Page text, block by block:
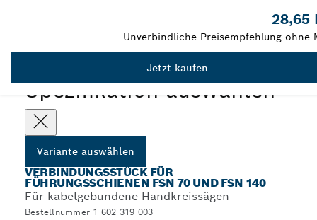
Spezifikation auswählen
Variante auswählen
VERBINDUNGSSTÜCK FÜR
FÜHRUNGSSCHIENEN FSN 70 UND FSN 140
Für kabelgebundene Handkreissägen
Bestellnummer 1 602 319 003
28,65
Unverbindliche Preisempfehlung ohne
Jetzt kaufen